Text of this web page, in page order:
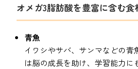
オメガ3脂肪酸を豊富に含む食
青魚
イワシやサバ、サンマなどの
は脳の成長を助け、学習能力に